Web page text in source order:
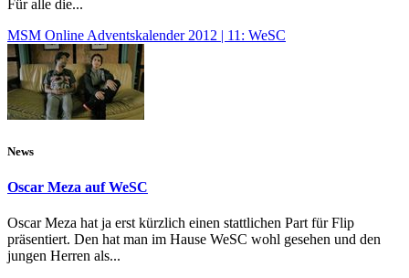
Für alle die...
MSM Online Adventskalender 2012 | 11: WeSC
News
Oscar Meza auf WeSC
Oscar Meza hat ja erst kürzlich einen stattlichen Part für Flip
präsentiert. Den hat man im Hause WeSC wohl gesehen und den
jungen Herren als...